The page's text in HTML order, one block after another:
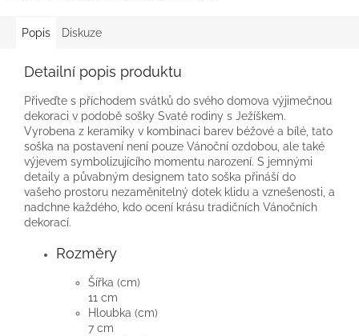
Popis Diskuze
Detailní popis produktu
Přiveďte s příchodem svátků do svého domova výjimečnou
dekoraci v podobě sošky Svaté rodiny s Ježíškem.
Vyrobena z keramiky v kombinaci barev béžové a bílé, tato
soška na postavení není pouze Vánoční ozdobou, ale také
výjevem symbolizujícího momentu narození. S jemnými
detaily a půvabným designem tato soška přináší do
vašeho prostoru nezaměnitelný dotek klidu a vznešenosti, a
nadchne každého, kdo ocení krásu tradičních Vánočních
dekorací.
Rozměry
Šířka (cm)
11 cm
Hloubka (cm)
7 cm